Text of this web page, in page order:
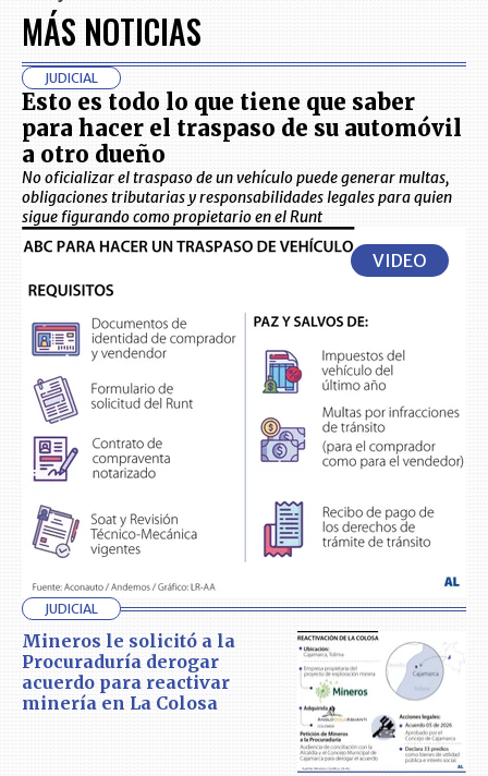
MÁS NOTICIAS
JUDICIAL
Esto es todo lo que tiene que saber
para hacer el traspaso de su automóvil
a otro dueño
No oficializar el traspaso de un vehículo puede generar multas,
obligaciones tributarias y responsabilidades legales para quien
sigue figurando como propietario en el Runt
VIDEO
JUDICIAL
Mineros le solicitó a la
Procuraduría derogar
acuerdo para reactivar
minería en La Colosa